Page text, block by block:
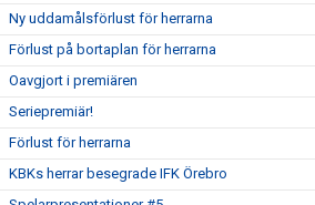
Ny uddamålsförlust för herrarna
Förlust på bortaplan för herrarna
Oavgjort i premiären
Seriepremiär!
Förlust för herrarna
KBKs herrar besegrade IFK Örebro